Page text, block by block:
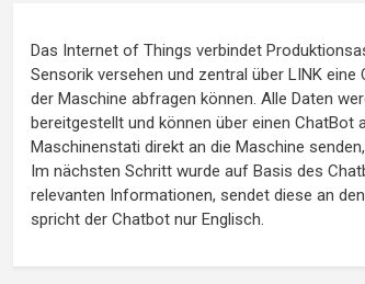
Das Internet of Things verbindet
Sensorik versehen und zentral über LINK
der Maschine abfragen können. Alle Daten
bereitgestellt und können über einen ChatBot
Maschinenstati direkt an die Maschine
Im nächsten Schritt wurde auf Basis des
relevanten Informationen, sendet diese an
spricht der Chatbot nur Englisch.